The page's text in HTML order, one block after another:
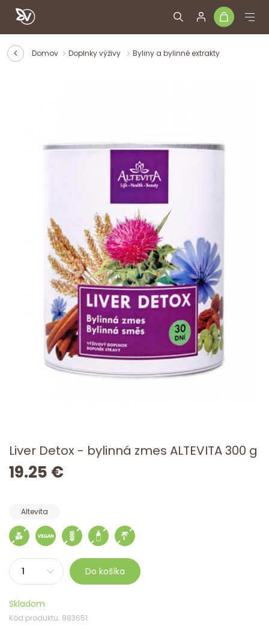
Domov Doplnky výživy Byliny a bylinné extrakty
Liver Detox - bylinná zmes ALTEVITA 300 g
19.25 €
Altevita
Do košíka
Skladom
Kód produktu: 983651